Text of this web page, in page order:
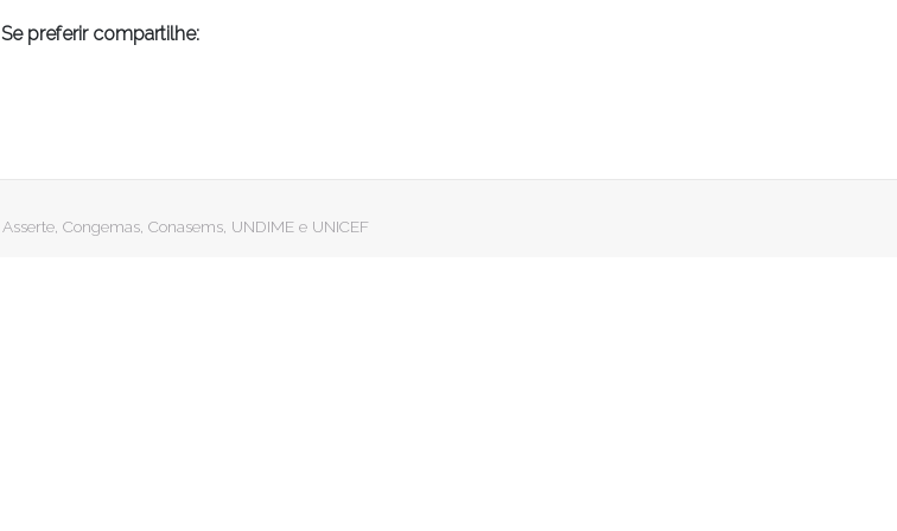
Se preferir compartilhe: